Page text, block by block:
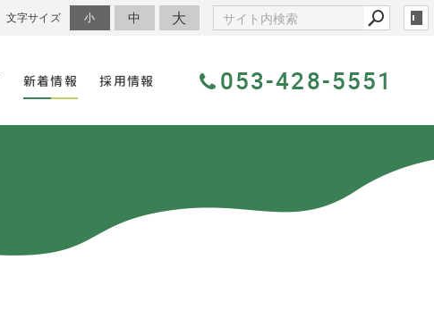
文字サイズ 小 中 大
新着情報 採用情報 053-428-5551